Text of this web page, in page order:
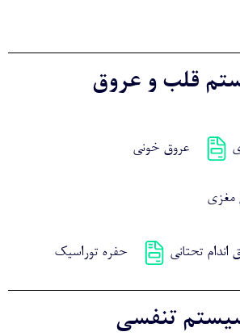
قلب و عروق
عروق خونی
مغزی
تحتانی حفره توراسیک
تنفسی